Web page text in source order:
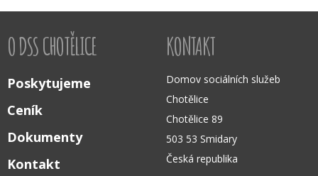
O DSS CHOTĚLICE
Poskytujeme
Ceník
Dokumenty
Kontakt
KONTAKT
Domov sociálních služeb
Chotělice
Chotělice 89
503 53 Smidary
Česká republika